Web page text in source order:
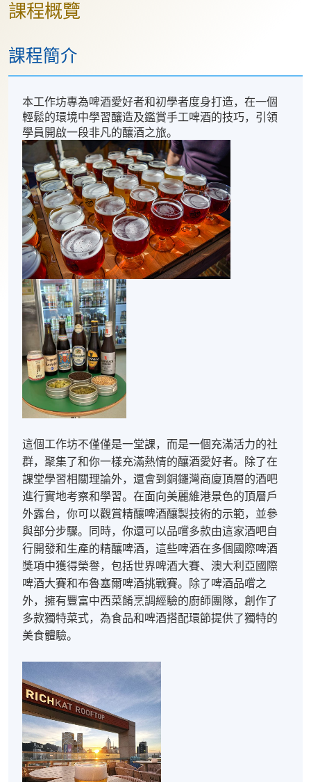
課程概覽
課程簡介
本工作坊專為啤酒愛好者和初學者度身打造，在一個
輕鬆的環境中學習釀造及鑑賞手工啤酒的技巧，引領
學員開啟一段非凡的釀酒之旅。
這個工作坊不僅僅是一堂課，而是一個充滿活力的社
群，聚集了和你一樣充滿熱情的釀酒愛好者。除了在
課堂學習相關理論外，還會到銅鑼灣商廈頂層的酒吧
進行實地考察和學習。在面向美麗維港景色的頂層戶
外露台，你可以觀賞精釀啤酒釀製技術的示範，並參
與部分步驟。同時，你還可以品嚐多款由這家酒吧自
行開發和生產的精釀啤酒，這些啤酒在多個國際啤酒
獎項中獲得榮譽，包括世界啤酒大賽、澳大利亞國際
啤酒大賽和布魯塞爾啤酒挑戰賽。除了啤酒品嚐之
外，擁有豐富中西菜餚烹調經驗的廚師團隊，創作了
多款獨特菜式，為食品和啤酒搭配環節提供了獨特的
美食體驗。